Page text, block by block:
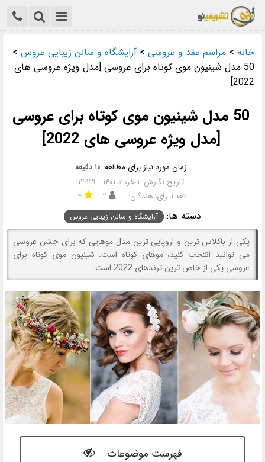
خانه > مراسم عقد و عروسی > آرایشگاه و سالن زیبایی عروس >
50 مدل شینیون موی کوتاه برای عروسی [مدل ویژه عروسی های
2022]
50 مدل شینیون موی کوتاه برای عروسی
[مدل ویژه عروسی های 2022]
زمان مورد نیاز برای مطالعه: ۱۰ دقیقه
تاریخ نگارش: ۱ خرداد ۱۴۰۱ - ۱۲:۳۹
تعداد رای‌دهندگان:
۲ ۴
دسته ها: آرایشگاه و سالن زیبایی عروس
یکی از باکلاس ترین و اروپایی ترین مدل موهایی که برای جشن عروسی
می توانید انتخاب کنید، موهای کوتاه است. شینیون موی کوتاه برای
عروسی یکی از خاص ترین ترندهای 2022 است.
فهرست موضوعات